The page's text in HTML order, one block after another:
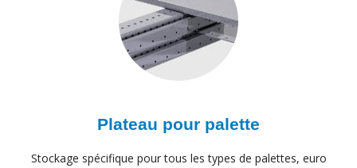
Plateau pour palette
Stockage spécifique pour tous les types de palettes, euro